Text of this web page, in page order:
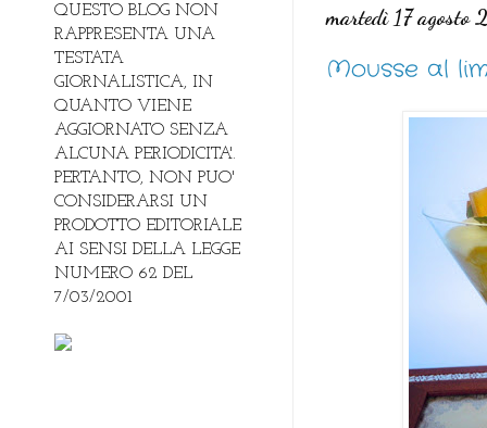
martedì 17 agosto
Mousse al
QUESTO BLOG NON
RAPPRESENTA UNA
TESTATA
GIORNALISTICA, IN
QUANTO VIENE
AGGIORNATO SENZA
ALCUNA PERIODICITA'.
PERTANTO, NON PUO'
CONSIDERARSI UN
PRODOTTO EDITORIALE
AI SENSI DELLA LEGGE
NUMERO 62 DEL
7/03/2001